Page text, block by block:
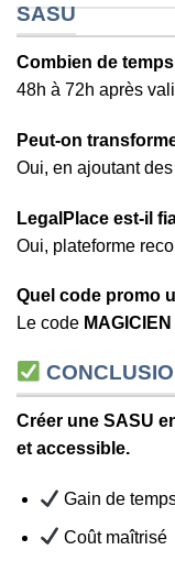
SASU
Combien de
48h à 72h après
Peut-on
Oui, en ajoutant
LegalPlace est-il
Oui, plateforme
Quel code promo
Le code MAGICIEN
Créer une SASU
et accessible.
Gain de
Coût maîtrisé